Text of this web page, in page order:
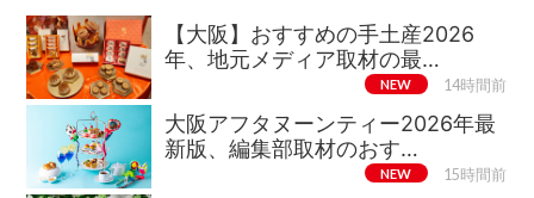
【大阪】おすすめの手土産2026
年、地元メディア取材の最…
NEW 14時間前
大阪アフタヌーンティー2026年最
新版、編集部取材のおす…
NEW 15時間前